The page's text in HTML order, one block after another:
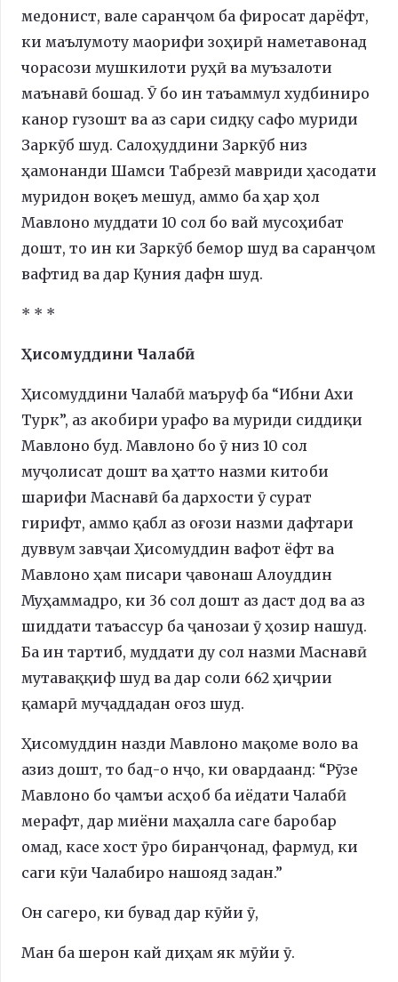
медонист, вале саранҷом ба фиросат дарёфт,
ки маълумоту маорифи зоҳирӣ наметавонад
чорасози мушкилоти руҳӣ ва муъзалоти
маънавӣ бошад. Ӯ бо ин таъаммул худбиниро
канор гузошт ва аз сари сидқу сафо муриди
Заркӯб шуд. Салоҳуддини Заркӯб низ
ҳамонанди Шамси Табрезӣ мавриди ҳасодати
муридон воқеъ мешуд, аммо ба ҳар ҳол
Мавлоно муддати 10 сол бо вай мусоҳибат
дошт, то ин ки Заркӯб бемор шуд ва саранҷом
вафтид ва дар Қуния дафн шуд.
* * *
Ҳисомуддини Чалабӣ
Ҳисомуддини Чалабӣ маъруф ба “Ибни Ахи
Турк”, аз акобири урафо ва муриди сиддиқи
Мавлоно буд. Мавлоно бо ӯ низ 10 сол
муҷолисат дошт ва ҳатто назми китоби
шарифи Маснавӣ ба дархости ӯ сурат
гирифт, аммо қабл аз оғози назми дафтари
дуввум завҷаи Ҳисомуддин вафот ёфт ва
Мавлоно ҳам писари ҷавонаш Алоуддин
Муҳаммадро, ки 36 сол дошт аз даст дод ва аз
шиддати таъассур ба ҷанозаи ӯ ҳозир нашуд.
Ба ин тартиб, муддати ду сол назми Маснавӣ
мутаваққиф шуд ва дар соли 662 ҳиҷрии
қамарӣ муҷаддадан оғоз шуд.
Ҳисомуддин назди Мавлоно мақоме воло ва
азиз дошт, то бад-о нҷо, ки овардаанд: “Рӯзе
Мавлоно бо ҷамъи асҳоб ба иёдати Чалабӣ
мерафт, дар миёни маҳалла саге баробар
омад, касе хост ӯро биранҷонад, фармуд, ки
саги кӯи Чалабиро нашояд задан.”
Он сагеро, ки бувад дар кӯйи ӯ,
Ман ба шерон кай диҳам як мӯйи ӯ.